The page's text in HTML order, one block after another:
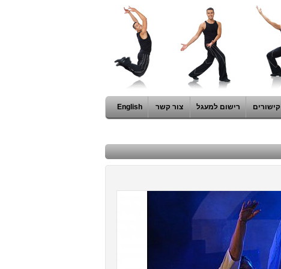
קישורים רישום למעגל צור קשר English